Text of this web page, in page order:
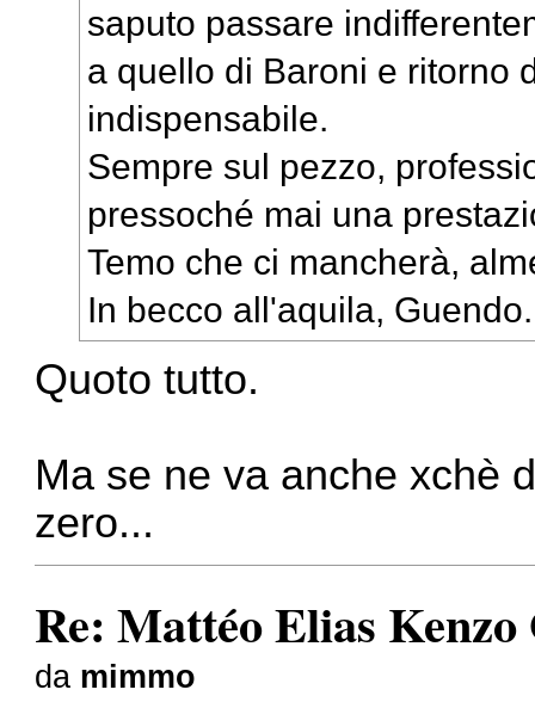
saputo passare
a quello di Baroni e ritorno
indispensabile.
Sempre sul pezzo,
pressoché mai una
Temo che ci mancherà,
In becco all'aquila, Guendo.
Quoto tutto.
Ma se ne va anche xchè
zero...
Re: Mattéo Elias
da mimmo